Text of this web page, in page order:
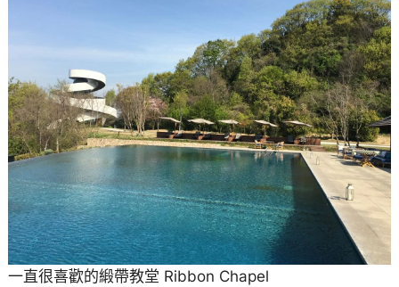
一直很喜歡的緞帶教堂 Ribbon Chapel